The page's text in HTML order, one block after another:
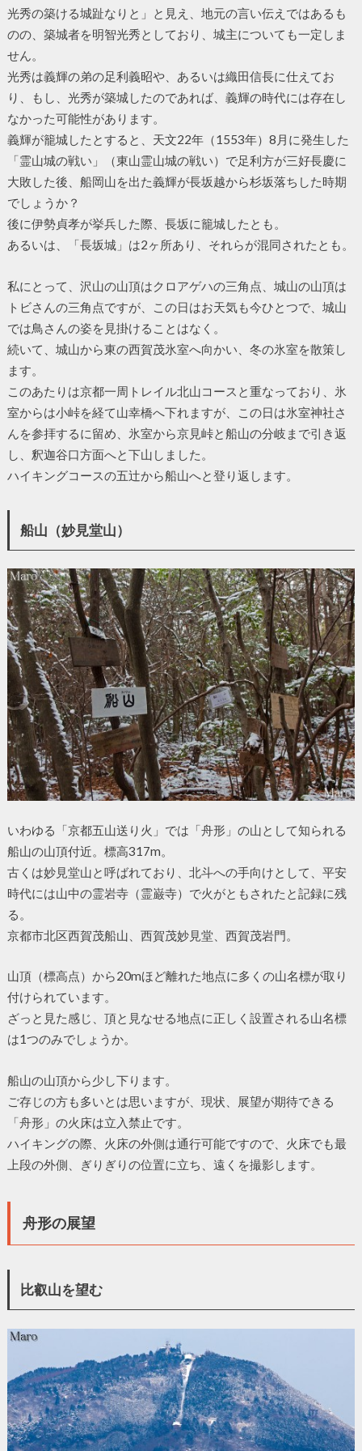
光秀の築ける城趾なりと」と見え、地元の言い伝えではあるも
のの、築城者を明智光秀としており、城主についても一定しま
せん。
光秀は義輝の弟の足利義昭や、あるいは織田信長に仕えてお
り、もし、光秀が築城したのであれば、義輝の時代には存在し
なかった可能性があります。
義輝が籠城したとすると、天文22年（1553年）8月に発生した
「霊山城の戦い」（東山霊山城の戦い）で足利方が三好長慶に
大敗した後、船岡山を出た義輝が長坂越から杉坂落ちした時期
でしょうか？
後に伊勢貞孝が挙兵した際、長坂に籠城したとも。
あるいは、「長坂城」は2ヶ所あり、それらが混同されたとも。
私にとって、沢山の山頂はクロアゲハの三角点、城山の山頂は
トビさんの三角点ですが、この日はお天気も今ひとつで、城山
では鳥さんの姿を見掛けることはなく。
続いて、城山から東の西賀茂氷室へ向かい、冬の氷室を散策し
ます。
このあたりは京都一周トレイル北山コースと重なっており、氷
室からは小峠を経て山幸橋へ下れますが、この日は氷室神社さ
んを参拝するに留め、氷室から京見峠と船山の分岐まで引き返
し、釈迦谷口方面へと下山しました。
ハイキングコースの五辻から船山へと登り返します。
船山（妙見堂山）
いわゆる「京都五山送り火」では「舟形」の山として知られる
船山の山頂付近。標高317m。
古くは妙見堂山と呼ばれており、北斗への手向けとして、平安
時代には山中の霊岩寺（霊巌寺）で火がともされたと記録に残
る。
京都市北区西賀茂船山、西賀茂妙見堂、西賀茂岩門。
山頂（標高点）から20mほど離れた地点に多くの山名標が取り
付けられています。
ざっと見た感じ、頂と見なせる地点に正しく設置される山名標
は1つのみでしょうか。
船山の山頂から少し下ります。
ご存じの方も多いとは思いますが、現状、展望が期待できる
「舟形」の火床は立入禁止です。
ハイキングの際、火床の外側は通行可能ですので、火床でも最
上段の外側、ぎりぎりの位置に立ち、遠くを撮影します。
舟形の展望
比叡山を望む